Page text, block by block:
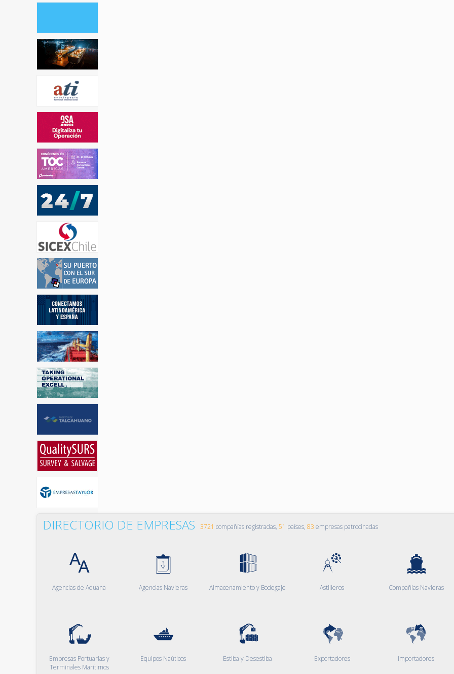
DIRECTORIO DE EMPRESAS 3721 compañías registradas, 51 países, 83 empresas patrocinadas
Agencias de Aduana Agencias Navieras Almacenamiento y Bodegaje Astilleros Compañías Navieras
Empresas Portuarias y
Terminales Marítimos
Equipos Naúticos Estiba y Desestiba Exportadores Importadores